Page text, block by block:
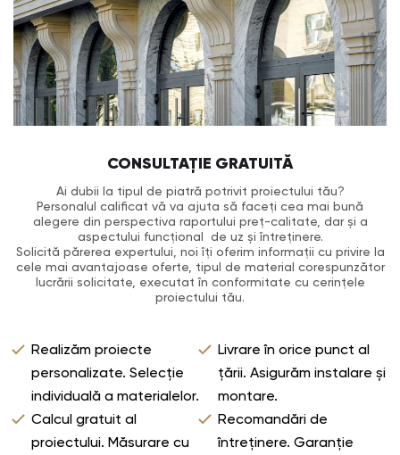
CONSULTAȚIE GRATUITĂ
Ai dubii la tipul de piatră potrivit proiectului tău?
Personalul calificat vă va ajuta să faceți cea mai bună
alegere din perspectiva raportului preț-calitate, dar și a
aspectului funcțional de uz și întreținere.
Solicită părerea expertului, noi îți oferim informații cu privire la
cele mai avantajoase oferte, tipul de material corespunzător
lucrării solicitate, executat în conformitate cu cerințele
proiectului tău.
Realizăm proiecte
personalizate. Selecție
individuală a materialelor.
Livrare în orice punct al
țării. Asigurăm instalare și
montare.
Calcul gratuit al
proiectului. Măsurare cu
Recomandări de
întreținere. Garanție